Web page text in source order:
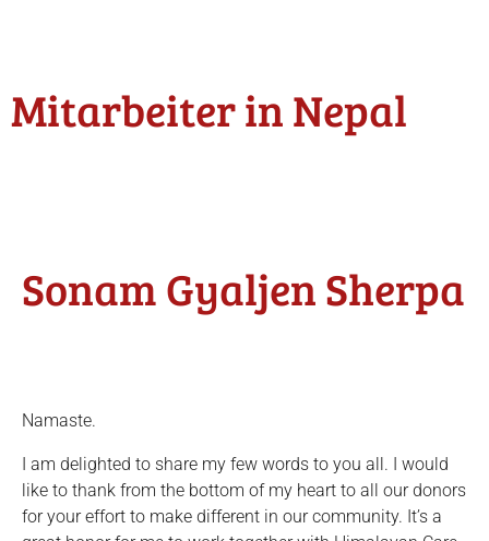
Mitarbeiter in Nepal
Sonam Gyaljen Sherpa
Namaste.
I am delighted to share my few words to you all. I would
like to thank from the bottom of my heart to all our donors
for your effort to make different in our community. It’s a